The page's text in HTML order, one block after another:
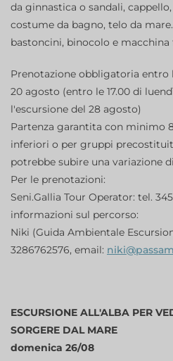
da ginnastica o sandali,
costume da bagno, telo da
bastoncini, binocolo e macchina
Prenotazione obbligatoria entro
20 agosto (entro le 17.00 di
l'escursione del 28 agosto)
Partenza garantita con minimo
inferiori o per gruppi
potrebbe subire una variazione
Per le prenotazioni:
Seni.Gallia Tour Operator: tel.
informazioni sul percorso:
Niki (Guida Ambientale
3286762576, email:
ESCURSIONE ALL'ALBA PER
SORGERE DAL MARE
domenica 26/08